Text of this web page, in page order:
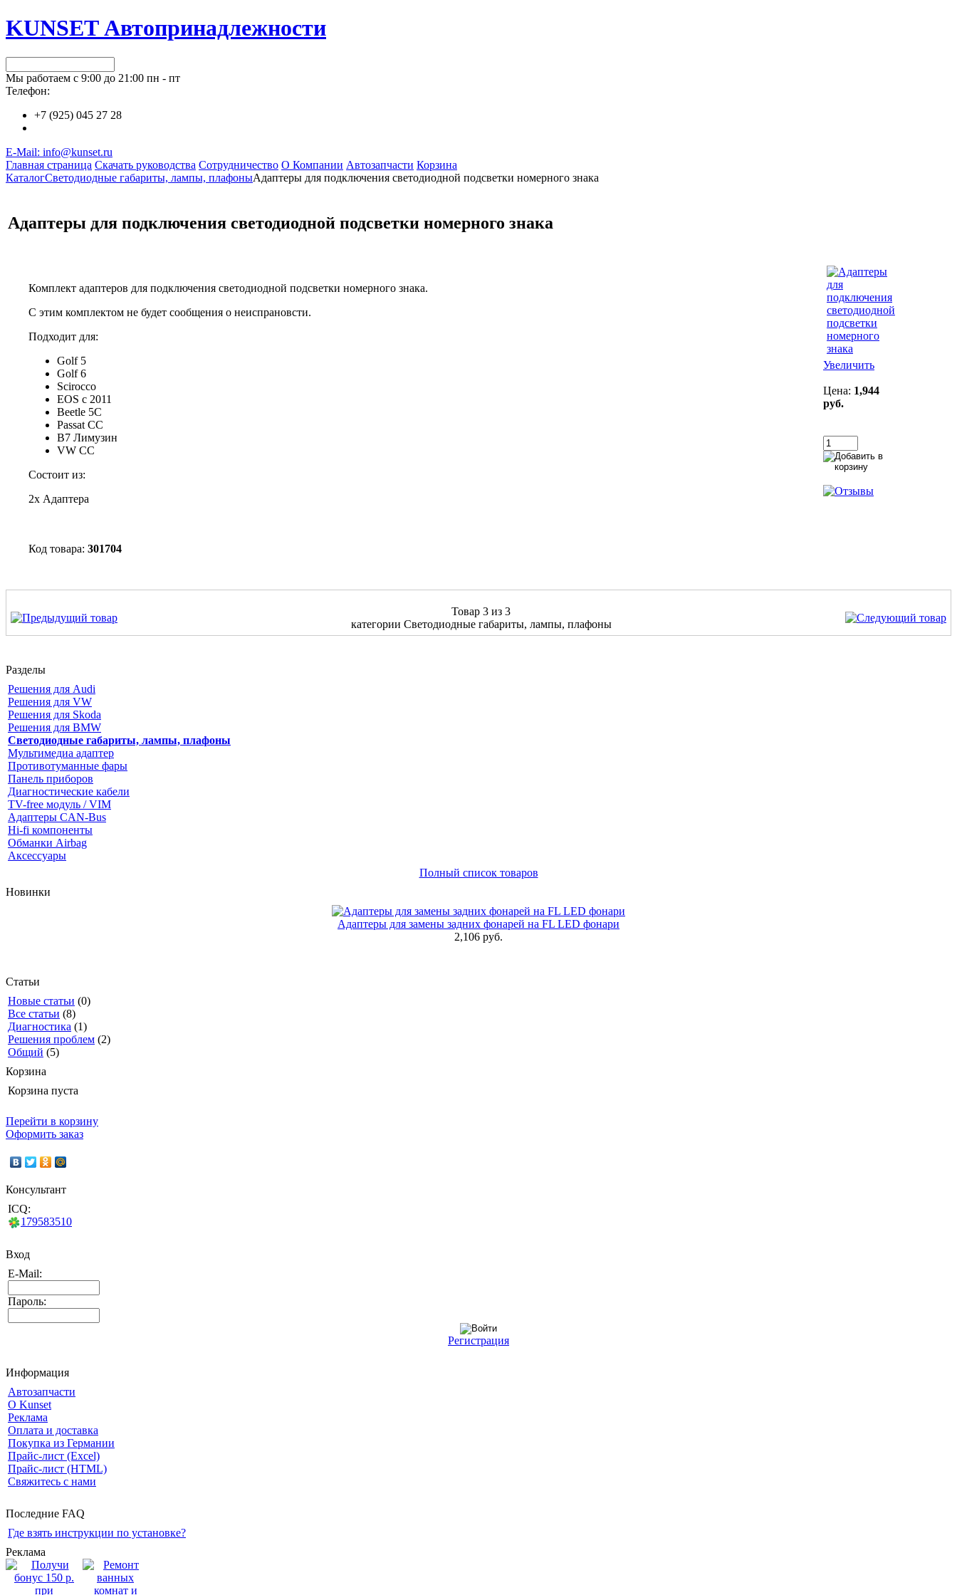
KUNSET Автопринадлежности
Мы работаем с 9:00 до 21:00 пн - пт
Телефон:
+7 (925) 045 27 28
E-Mail: info@kunset.ru
Главная страница Скачать руководства Сотрудничество О Компании Автозапчасти Корзина
КаталогСветодиодные габариты, лампы, плафоныАдаптеры для подключения светодиодной подсветки номерного знака
Адаптеры для подключения светодиодной подсветки номерного знака
Комплект адаптеров для подключения светодиодной подсветки номерного знака.
С этим комплектом не будет сообщения о неиспрановсти.
Подходит для:
Golf 5
Golf 6
Scirocco
EOS c 2011
Beetle 5C
Passat CC
B7 Лимузин
VW CC
Состоит из:
2х Адаптера
Код товара: 301704
Увеличить
Цена: 1,944
руб.
Товар 3 из 3
категории Светодиодные габариты, лампы, плафоны
Разделы
Решения для Audi
Решения для VW
Решения для Skoda
Решения для BMW
Светодиодные габариты, лампы, плафоны
Мультимедиа адаптер
Противотуманные фары
Панель приборов
Диагностические кабели
TV-free модуль / VIM
Адаптеры CAN-Bus
Hi-fi компоненты
Обманки Airbag
Аксессуары
Полный список товаров
Новинки
Адаптеры для замены задних фонарей на FL LED фонари
2,106 руб.
Статьи
Новые статьи (0)
Все статьи (8)
Диагностика (1)
Решения проблем (2)
Общий (5)
Корзина
Корзина пуста
Перейти в корзину
Оформить заказ
Консультант
ICQ:
179583510
Вход
E-Mail:
Пароль:
Регистрация
Информация
Автозапчасти
О Kunset
Реклама
Оплата и доставка
Покупка из Германии
Прайс-лист (Excel)
Прайс-лист (HTML)
Свяжитесь с нами
Последние FAQ
Где взять инструкции по установке?
Реклама